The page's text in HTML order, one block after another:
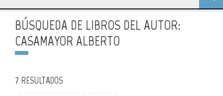
BÚSQUEDA DE LIBROS DEL AUTOR:
CASAMAYOR ALBERTO
7 RESULTADOS